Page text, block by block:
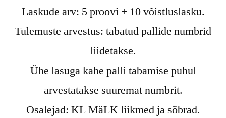
Laskude arv: 5 proovi + 10 võistluslasku.
Tulemuste arvestus: tabatud pallide numbrid
liidetakse.
Ühe lasuga kahe palli tabamise puhul
arvestatakse suuremat numbrit.
Osalejad: KL MäLK liikmed ja sõbrad.